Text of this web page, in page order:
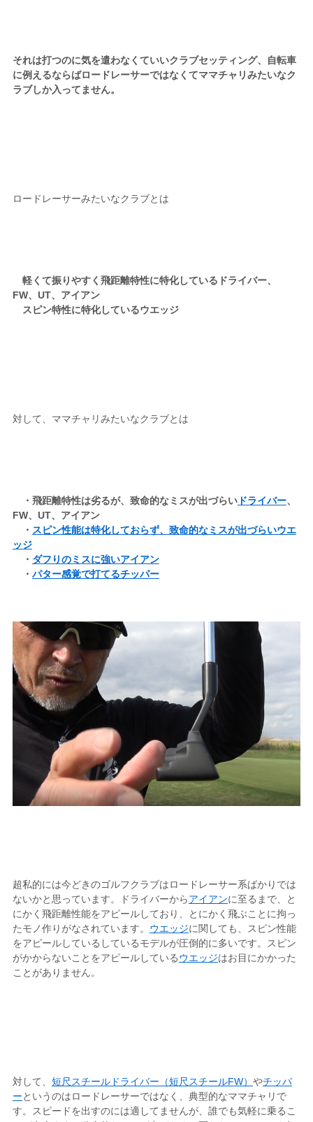
それは打つのに気を遣わなくていいクラブセッティング、自転車
に例えるならばロードレーサーではなくてママチャリみたいなク
ラブしか入ってません。
ロードレーサーみたいなクラブとは
軽くて振りやすく飛距離特性に特化しているドライバー、
FW、UT、アイアン
スピン特性に特化しているウエッジ
対して、ママチャリみたいなクラブとは
・飛距離特性は劣るが、致命的なミスが出づらいドライバー、
FW、UT、アイアン
・ スピン性能は特化しておらず、致命的なミスが出づらいウエ
ッジ
・ ダフりのミスに強いアイアン
・ パター感覚で打てるチッパー
超私的には今どきのゴルフクラブはロードレーサー系ばかりでは
ないかと思っています。ドライバーからアイアンに至るまで、と
にかく飛距離性能をアピールしており、とにかく飛ぶことに拘っ
たモノ作りがなされています。 ウエッジに関しても、スピン性能
をアピールしているしているモデルが圧倒的に多いです。スピン
がかからないことをアピールしているウエッジはお目にかかった
ことがありません。
対して、 短尺スチールドライバー（短尺スチールFW） やチッパ
ーというのはロードレーサーではなく、典型的なママチャリで
す。スピードを出すのには適してませんが、誰でも気軽に乗るこ